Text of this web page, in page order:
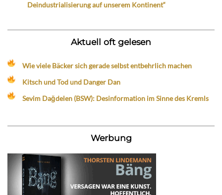
Deindustrialisierung auf unserem Kontinent“
Aktuell oft gelesen
Wie viele Bäcker sich gerade selbst entbehrlich machen
Kitsch und Tod und Danger Dan
Sevim Dağdelen (BSW): Desinformation im Sinne des Kremls
Werbung